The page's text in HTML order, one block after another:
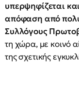
υπερψηφίζεται
απόφαση από
Συλλόγους
τη χώρα, με κοινό
της σχετικής